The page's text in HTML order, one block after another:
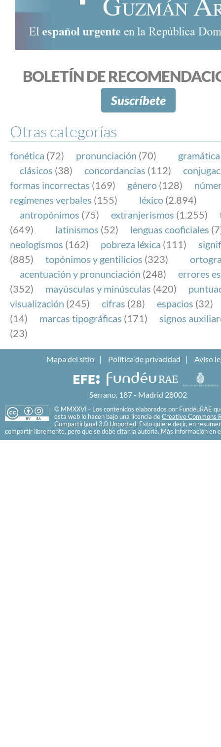
BOLETÍN DE
Suscríbete
Otras categorías
fonética (72) pronunciación (70) gramática
clásicos (38) concordancias (112)
formas incorrectas (169) género (128)
regímenes verbales (155) léxico (2.894)
antropónimos (75) extranjerismos (1.255)
(649)
latinismos (52) lenguas cooficiales
neologismos (162) pobreza léxica (111)
(885)
topónimos y gentilicios (323)
acentuación y pronunciación (248)
errores
(352)
mayúsculas y minúsculas (420)
visualización (245) cifras (28) espacios (32)
(14)
marcas tipográficas (171)
signos
(23)
Mapa del sitio Política de privacidad Aviso
Serrano, 187 - Madrid 28002
© MMXXVI - Los contenidos elaborados por FundéuRAE
esta web lo hacen bajo una licencia de Creative Commons
CompartirIgual 3.0 Unported. Esto quiere decir, en
compartir libremente, pero que se debe citar la autoría. Más información en